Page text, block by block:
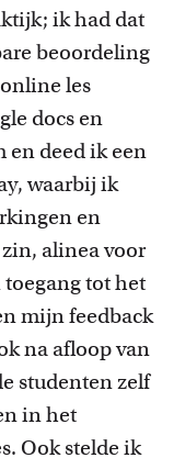
; ik had dat
beoordeling
les
docs en
en deed ik een
,waarbij ik
en
zin, alineavoor
tot het
mijn feedback
na afloop van
studenten zelf
in het
Ook stelde ik